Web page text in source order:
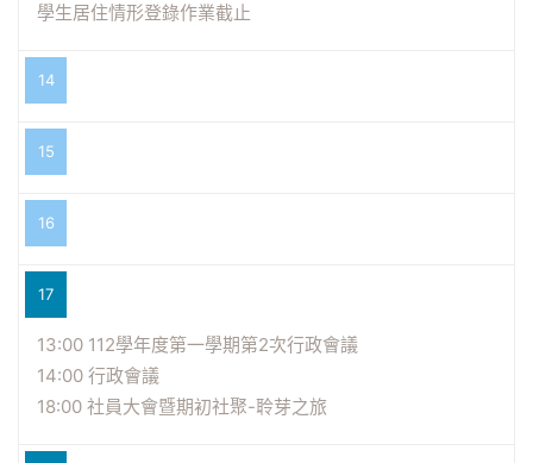
學生居住情形登錄作業截止
14
15
16
17
13:00 112學年度第一學期第2次行政會議
14:00 行政會議
18:00 社員大會暨期初社聚-聆芽之旅